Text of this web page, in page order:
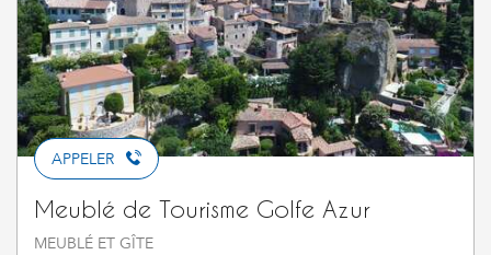
APPELER
Meublé de Tourisme Golfe Azur
MEUBLÉ ET GÎTE